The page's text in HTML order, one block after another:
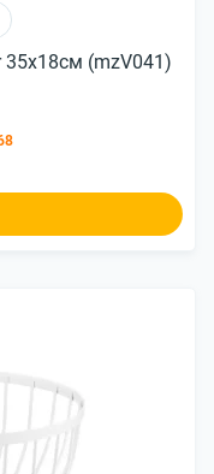
35x18см (mzV041)